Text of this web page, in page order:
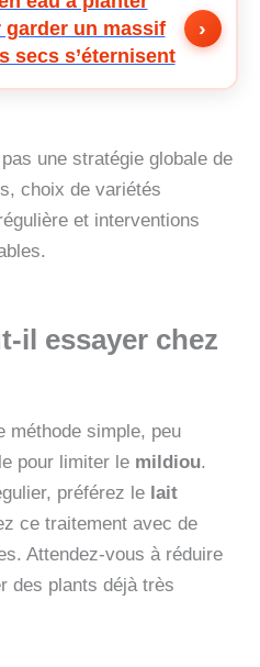
un massif
secs s’éternisent
›
une stratégie globale de
choix de variétés
et interventions
essayer chez
méthode simple, peu
pour limiter le mildiou.
préférez le lait
ce traitement avec de
Attendez-vous à réduire
des plants déjà très